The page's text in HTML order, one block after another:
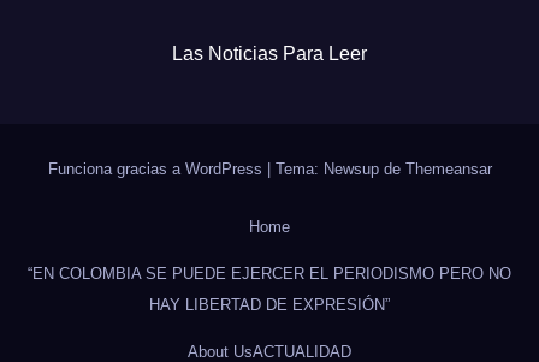
Las Noticias Para Leer
Funciona gracias a WordPress Tema: Newsup de Themeansar
Home
“EN COLOMBIA SE PUEDE EJERCER EL PERIODISMO PERO NO
HAY LIBERTAD DE EXPRESIÓN”
About UsACTUALIDAD